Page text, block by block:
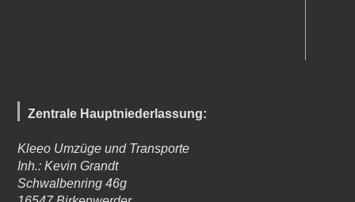
Zentrale Hauptniederlassung:
Kleeo Umzüge und Transporte
Inh.: Kevin Grandt
Schwalbenring 46g